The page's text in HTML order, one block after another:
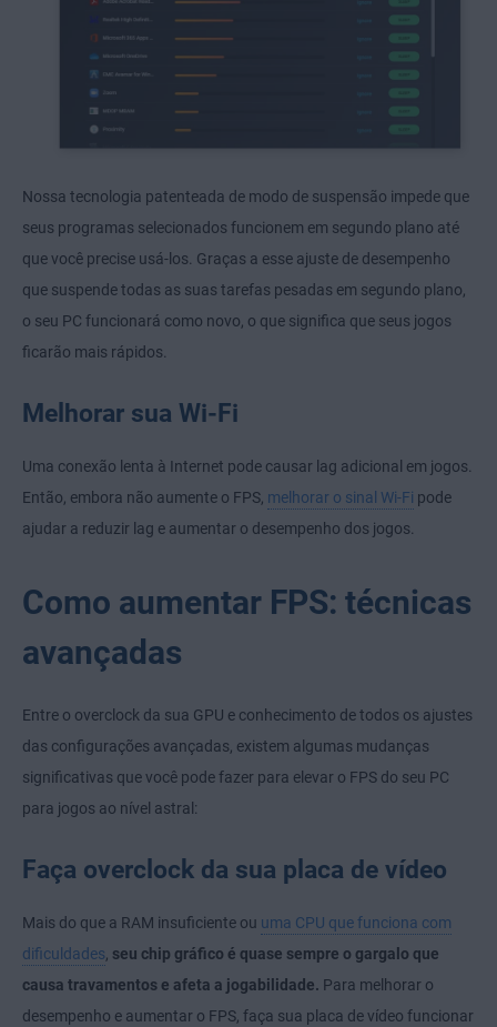
Nossa tecnologia patenteada de modo de suspensão impede que
seus programas selecionados funcionem em segundo plano até
que você precise usá-los. Graças a esse ajuste de desempenho
que suspende todas as suas tarefas pesadas em segundo plano,
o seu PC funcionará como novo, o que significa que seus jogos
ficarão mais rápidos.
Melhorar sua Wi-Fi
Uma conexão lenta à Internet pode causar lag adicional em jogos.
Então, embora não aumente o FPS, melhorar o sinal Wi-Fi pode
ajudar a reduzir lag e aumentar o desempenho dos jogos.
Como aumentar FPS: técnicas
avançadas
Entre o overclock da sua GPU e conhecimento de todos os ajustes
das configurações avançadas, existem algumas mudanças
significativas que você pode fazer para elevar o FPS do seu PC
para jogos ao nível astral:
Faça overclock da sua placa de vídeo
Mais do que a RAM insuficiente ou uma CPU que funciona com
dificuldades, seu chip gráfico é quase sempre o gargalo que
causa travamentos e afeta a jogabilidade. Para melhorar o
desempenho e aumentar o FPS, faça sua placa de vídeo funcionar